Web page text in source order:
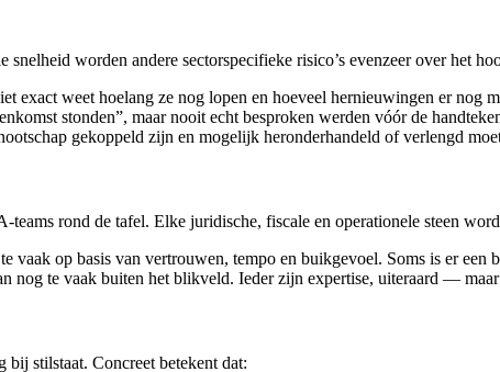
worden andere sectorspecifieke risico’s evenzeer over het
exact weet hoelang ze nog lopen en hoeveel hernieuwingen er nog
stonden”, maar nooit echt besproken werden vóór de
gekoppeld zijn en mogelijk heronderhandeld of verlengd
rond de tafel. Elke juridische, fiscale en operationele steen
vaak op basis van vertrouwen, tempo en buikgevoel. Soms is er
nog te vaak buiten het blikveld. Ieder zijn expertise, uiteraard —
bij stilstaat. Concreet betekent dat: